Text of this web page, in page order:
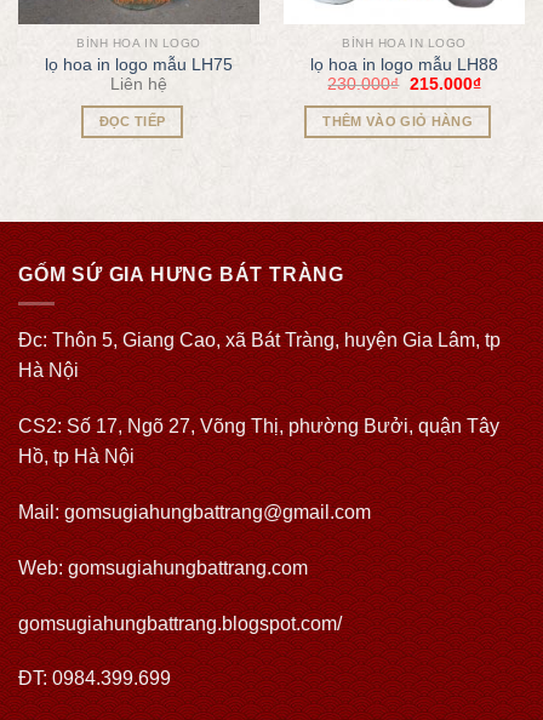
BÌNH HOA IN LOGO
lọ hoa in logo mẫu LH75
Liên hệ
ĐỌC TIẾP
BÌNH HOA IN LOGO
lọ hoa in logo mẫu LH88
230.000₫ 215.000₫
THÊM VÀO GIỎ HÀNG
GỐM SỨ GIA HƯNG BÁT TRÀNG
Đc: Thôn 5, Giang Cao, xã Bát Tràng, huyện Gia Lâm, tp
Hà Nội
CS2: Số 17, Ngõ 27, Võng Thị, phường Bưởi, quận Tây
Hồ, tp Hà Nội
Mail: gomsugiahungbattrang@gmail.com
Web:gomsugiahungbattrang.com
gomsugiahungbattrang.blogspot.com/
ĐT: 0984.399.699